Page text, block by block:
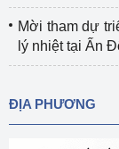
Mời tham dự
lý nhiệt tại Ấn
ĐỊA PHƯƠNG